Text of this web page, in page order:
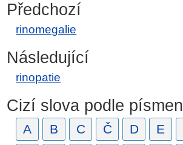
Předchozí
rinomegalie
Následující
rinopatie
Cizí slova podle písmen
A B C Č D E